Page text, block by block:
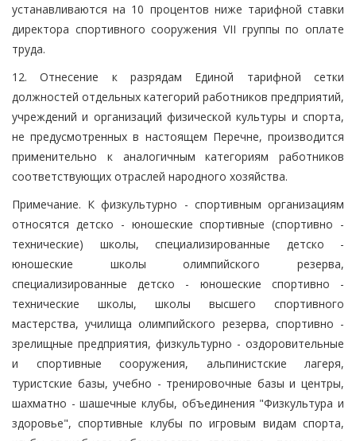
устанавливаются на 10 процентов ниже тарифной ставки
директора спортивного сооружения VII группы по оплате
труда.
12. Отнесение к разрядам Единой тарифной сетки
должностей отдельных категорий работников предприятий,
учреждений и организаций физической культуры и спорта,
не предусмотренных в настоящем Перечне, производится
применительно к аналогичным категориям работников
соответствующих отраслей народного хозяйства.
Примечание. К физкультурно - спортивным организациям
относятся детско - юношеские спортивные (спортивно -
технические) школы, специализированные детско -
юношеские школы олимпийского резерва,
специализированные детско - юношеские спортивно -
технические школы, школы высшего спортивного
мастерства, училища олимпийского резерва, спортивно -
зрелищные предприятия, физкультурно - оздоровительные
и спортивные сооружения, альпинистские лагеря,
туристские базы, учебно - тренировочные базы и центры,
шахматно - шашечные клубы, объединения "Физкультура и
здоровье", спортивные клубы по игровым видам спорта,